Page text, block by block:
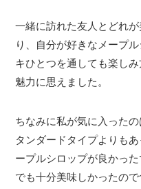
一緒に訪れた友人とどれ
り、自分が好きなメープ
キひとつを通しても楽し
魅力に思えました。
ちなみに私が気に入った
タンダードタイプよりも
ープルシロップが良かっ
でも十分美味しかったの